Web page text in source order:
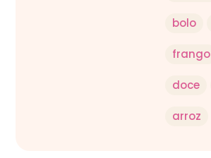
bolo
frango
doce
arroz